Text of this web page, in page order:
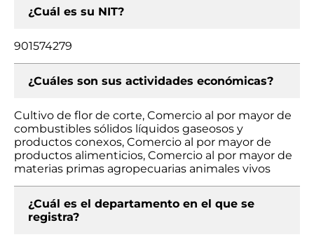
¿Cuál es su NIT?
901574279
¿Cuáles son sus actividades económicas?
Cultivo de flor de corte, Comercio al por mayor de
combustibles sólidos líquidos gaseosos y
productos conexos, Comercio al por mayor de
productos alimenticios, Comercio al por mayor de
materias primas agropecuarias animales vivos
¿Cuál es el departamento en el que se
registra?